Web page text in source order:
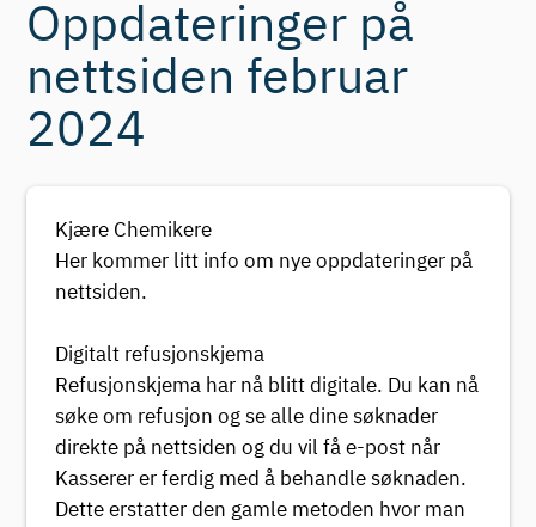
Oppdateringer på
nettsiden februar
2024
Kjære Chemikere
Her kommer litt info om nye oppdateringer på
nettsiden.
Digitalt refusjonskjema
Refusjonskjema har nå blitt digitale. Du kan nå
søke om refusjon og se alle dine søknader
direkte på nettsiden og du vil få e-post når
Kasserer er ferdig med å behandle søknaden.
Dette erstatter den gamle metoden hvor man